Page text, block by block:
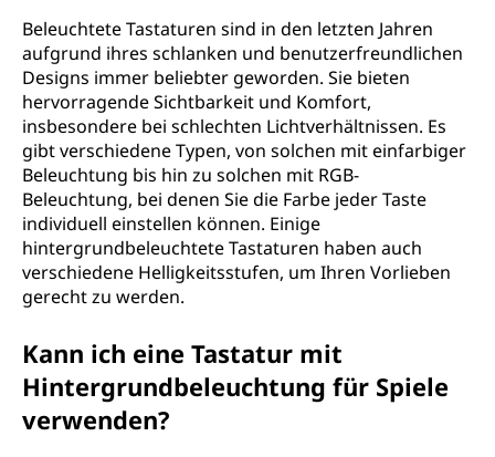
Beleuchtete Tastaturen sind in den letzten Jahren
aufgrund ihres schlanken und benutzerfreundlichen
Designs immer beliebter geworden. Sie bieten
hervorragende Sichtbarkeit und Komfort,
insbesondere bei schlechten Lichtverhältnissen. Es
gibt verschiedene Typen, von solchen mit einfarbiger
Beleuchtung bis hin zu solchen mit RGB-
Beleuchtung, bei denen Sie die Farbe jeder Taste
individuell einstellen können. Einige
hintergrundbeleuchtete Tastaturen haben auch
verschiedene Helligkeitsstufen, um Ihren Vorlieben
gerecht zu werden.
Kann ich eine Tastatur mit
Hintergrundbeleuchtung für Spiele
verwenden?